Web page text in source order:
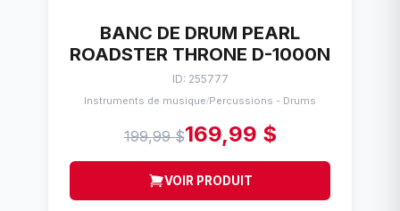
BANC DE DRUM PEARL
ROADSTER THRONE D-1000N
ID: 255777
Instruments de musique/Percussions - Drums
199,99 $169,99 $
VOIR PRODUIT